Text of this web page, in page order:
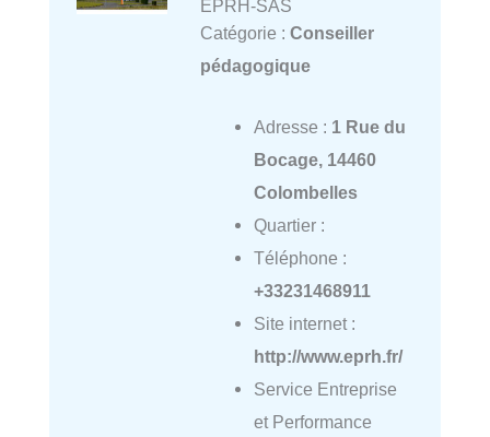
EPRH-SAS
Catégorie : Conseiller
pédagogique
Adresse : 1 Rue du
Bocage, 14460
Colombelles
Quartier :
Téléphone :
+33231468911
Site internet :
http://www.eprh.fr/
Service Entreprise
et Performance